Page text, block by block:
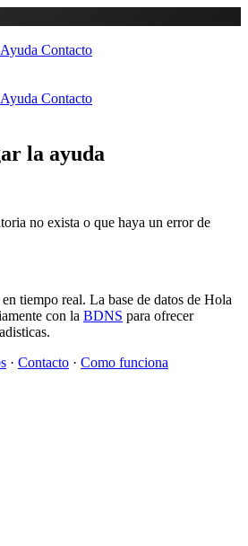
Ayuda Contacto
Ayuda Contacto
la ayuda
no exista o que haya un error de
tiempo real. La base de datos de Hola
con la BDNS para ofrecer
· Contacto · Como funciona